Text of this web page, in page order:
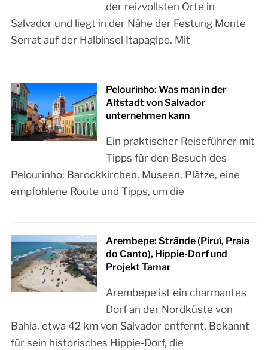
der reizvollsten Orte in
Salvador und liegt in der Nähe der Festung Monte
Serrat auf der Halbinsel Itapagipe. Mit
Pelourinho: Was man in der
Altstadt von Salvador
unternehmen kann
Ein praktischer Reiseführer mit
Tipps für den Besuch des
Pelourinho: Barockkirchen, Museen, Plätze, eine
empfohlene Route und Tipps, um die
Arembepe: Strände (Piruí, Praia
do Canto), Hippie-Dorf und
Projekt Tamar
Arembepe ist ein charmantes
Dorf an der Nordküste von
Bahia, etwa 42 km von Salvador entfernt. Bekannt
für sein historisches Hippie-Dorf, die